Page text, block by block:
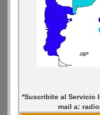
*Suscribite al Servicio
mail a: